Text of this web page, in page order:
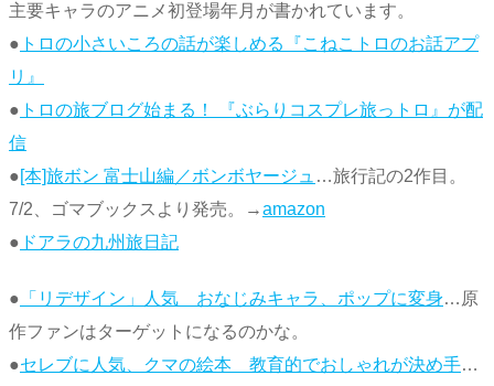
主要キャラのアニメ初登場年月が書かれています。
● トロの小さいころの話が楽しめる『こねこトロのお話アプ
リ』
● トロの旅ブログ始まる！ 『ぶらりコスプレ旅っトロ』が配
信
●[本]旅ボン 富士山編／ボンボヤージュ …旅行記の2作目。
7/2、ゴマブックスより発売。→amazon
● ドアラの九州旅日記
● 「リデザイン」人気 おなじみキャラ、ポップに変身…原
作ファンはターゲットになるのかな。
●セレブに人気、クマの絵本 教育的でおしゃれが決め手…